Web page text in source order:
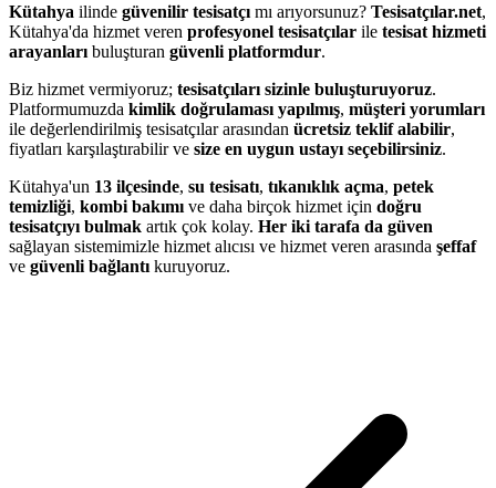
Kütahya ilinde güvenilir tesisatçı mı arıyorsunuz? Tesisatçılar.net,
Kütahya'da hizmet veren profesyonel tesisatçılar ile tesisat hizmeti
arayanları buluşturan güvenli platformdur.
Biz hizmet vermiyoruz; tesisatçıları sizinle buluşturuyoruz.
Platformumuzda kimlik doğrulaması yapılmış, müşteri yorumları
ile değerlendirilmiş tesisatçılar arasından ücretsiz teklif alabilir,
fiyatları karşılaştırabilir ve size en uygun ustayı seçebilirsiniz.
Kütahya'un 13 ilçesinde, su tesisatı, tıkanıklık açma, petek
temizliği, kombi bakımı ve daha birçok hizmet için doğru
tesisatçıyı bulmak artık çok kolay. Her iki tarafa da güven
sağlayan sistemimizle hizmet alıcısı ve hizmet veren arasında şeffaf
ve güvenli bağlantı kuruyoruz.